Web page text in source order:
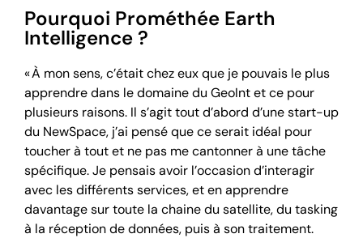
Pourquoi Prométhée Earth
Intelligence ?
« À mon sens,c’était chez eux que je pouvais le plus
apprendre dans le domaine du GeoIntet ce pour
plusieurs raisons. Il s’agittout d’abord d’une start-up
du NewSpace, j’ai pensé que ce serait idéal pour
toucher à tout et ne pas me cantonner à une tâche
spécifique.Je pensais avoir l’occasion d’interagir
avec les différents services, et en apprendre
davantage sur toute la chaine du satellite, du tasking
à la réception de données, puis à son traitement.